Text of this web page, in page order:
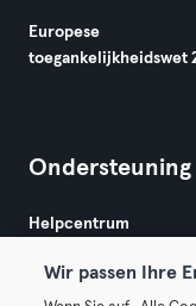
Europese
toegankelijkheidswet
Ondersteuning
Helpcentrum
Wir passen Ihre